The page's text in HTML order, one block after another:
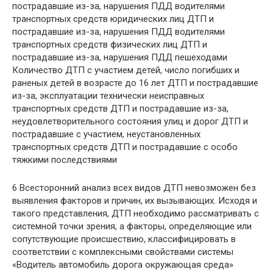
пострадавшие из-за, нарушения ПДД водителями
транспортных средств юридических лиц ДТП и
пострадавшие из-за, нарушения ПДД водителями
транспортных средств физических лиц ДТП и
пострадавшие из-за, нарушения ПДД пешеходами
Количество ДТП с участием детей, число погибших и
раненых детей в возрасте до 16 лет ДТП и пострадавшие
из-за, эксплуатации технически неисправных
транспортных средств ДТП и пострадавшие из-за,
неудовлетворительного состояния улиц и дорог ДТП и
пострадавшие с участием, неустановленных
транспортных средств ДТП и пострадавшие с особо
тяжкими последствиями
6 Всесторонний анализ всех видов ДТП невозможен без
выявления факторов и причин, их вызывающих. Исходя и
такого представления, ДТП необходимо рассматривать с
системной точки зрения, а факторы, определяющие или
сопутствующие происшествию, классифицировать в
соответствии с комплексными свойствами системы
«Водитель автомобиль дорога окружающая среда»